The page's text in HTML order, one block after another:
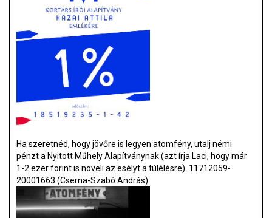
Ha szeretnéd, hogy jövőre is legyen atomfény, utalj némi
pénzt a Nyitott Műhely Alapítványnak (azt írja Laci, hogy már
1-2 ezer forint is növeli az esélyt a túlélésre). 11712059-
20001663 (Cserna-Szabó András)